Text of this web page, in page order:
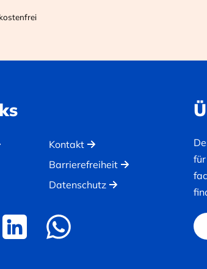
Kontakt
Barrierefreiheit
Datenschutz